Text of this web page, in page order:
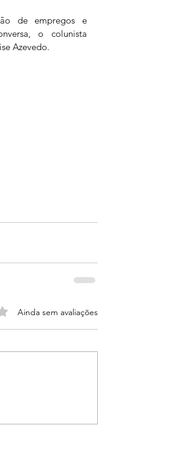
de empregos e
o colunista
Azevedo.
0 de 5 estrelas.
Ainda sem avaliações